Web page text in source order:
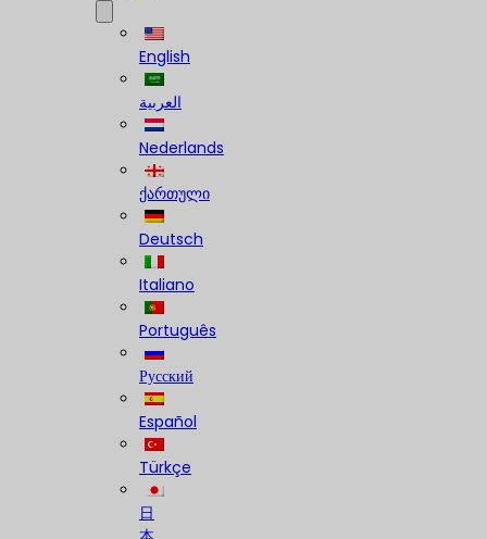
English
العربية
Nederlands
ქართული
Deutsch
Italiano
Português
Русский
Español
Türkçe
日